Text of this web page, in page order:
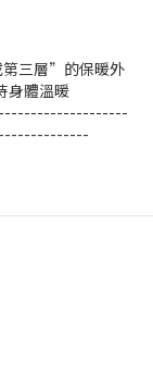
三層”的保暖外
身體溫暖